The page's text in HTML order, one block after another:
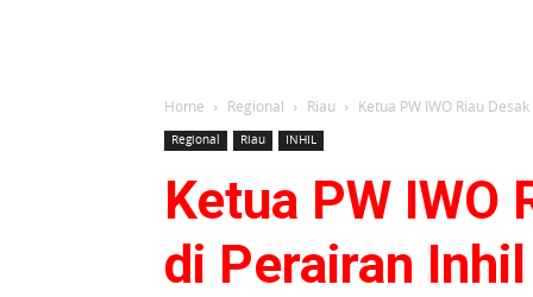
Home Regional Riau Ketua PW IWO Riau
Regional Riau INHIL
Ketua PW IWO
di Perairan Inhil